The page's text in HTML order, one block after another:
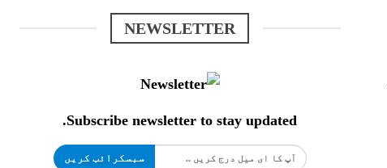
NEWSLETTER
Subscribe newsletter to stay updated.
سبسکرائب کریں